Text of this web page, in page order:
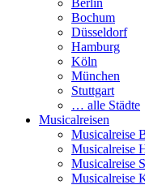
Berlin
Bochum
Düsseldorf
Hamburg
Köln
München
Stuttgart
… alle Städte
Musicalreisen
Musicalreise
Musicalreise
Musicalreise
Musicalreise